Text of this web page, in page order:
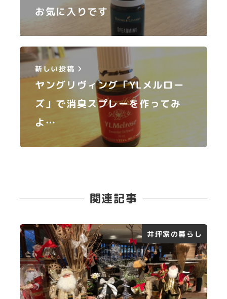
お気に入りです
新しい投稿
ヤングリヴィング「YLメルロー
ズ」で消臭スプレーを作ってみ
よ…
関連記事
井坪家の暮らし